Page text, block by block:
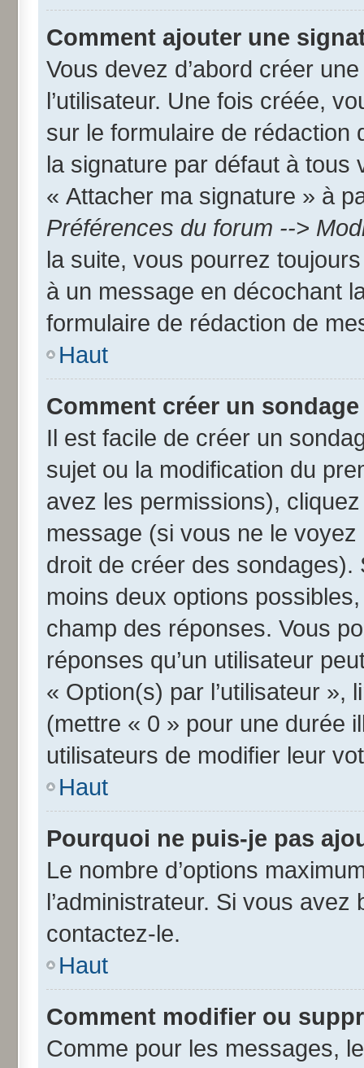
Comment ajouter une
Vous devez d’abord créer
l’utilisateur. Une fois créée,
sur le formulaire de rédaction
la signature par défaut à tous
« Attacher ma signature » à
Préférences du forum -->
la suite, vous pourrez
à un message en décochant
formulaire de rédaction de
Haut
Comment créer un
Il est facile de créer un
sujet ou la modification du
avez les permissions),
message (si vous ne le
droit de créer des
moins deux options
champ des réponses. Vous
réponses qu’un utilisateur
« Option(s) par l’utilisateur »,
(mettre « 0 » pour une durée
utilisateurs de modifier leur
Haut
Pourquoi ne puis-je pas
Le nombre d’options
l’administrateur. Si vous avez
contactez-le.
Haut
Comment modifier ou
Comme pour les messages,